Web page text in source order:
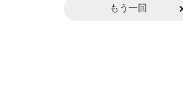
もう一回